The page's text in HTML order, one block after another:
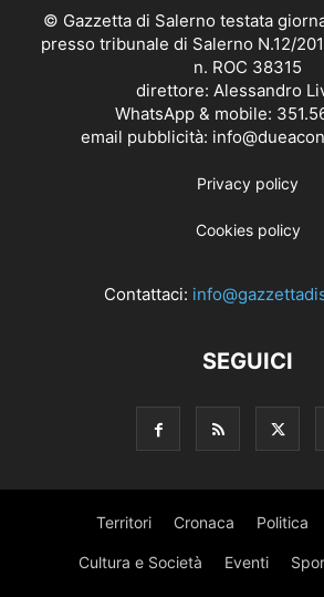
© Gazzetta di Salerno testata
presso tribunale di Salerno N.12/
n. ROC 38315
direttore: Alessandro
WhatsApp & mobile:
email pubblicità:
Privacy policy
Cookies policy
Contattaci:
SEGUICI
Territori Cronaca Politica
Cultura e Società Eventi